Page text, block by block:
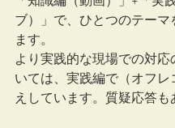
ブ）」で、ひとつのテーマ
ます。
より実践的な現場での対応
いては、実践編で（オフレ
えしています。質疑応答も